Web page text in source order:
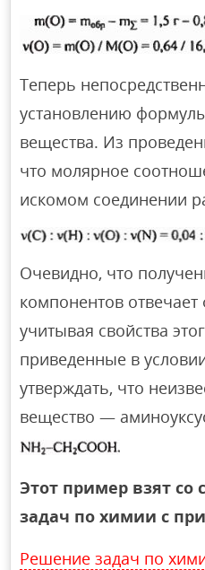
Теперь
установлению
вещества. Из
что молярное
искомом соединении
Очевидно, что
компонентов
учитывая свойства
приведенные в
утверждать, что
вещество —
Этот пример взят
задач по химии с
Решение задач по